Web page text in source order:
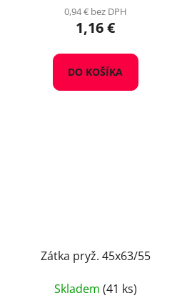
0,94 € bez DPH
1,16 €
DO KOŠÍKA
Zátka pryž. 45x63/55
Skladem (41 ks)